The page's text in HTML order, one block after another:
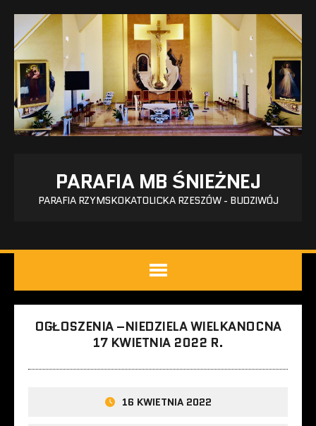
PARAFIA MB ŚNIEŻNEJ
PARAFIA RZYMSKOKATOLICKA RZESZÓW - BUDZIWÓJ
OGŁOSZENIA –NIEDZIELA WIELKANOCNA
17 KWIETNIA 2022 R.
16 KWIETNIA 2022